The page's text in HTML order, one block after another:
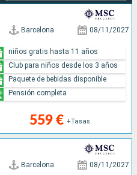
Barcelona 08/11/2027
559 € +Tasas
niños gratis hasta 11 años
Club para niños desde los 3 años
Paquete de bebidas disponible
Pensión completa
Barcelona 08/11/2027